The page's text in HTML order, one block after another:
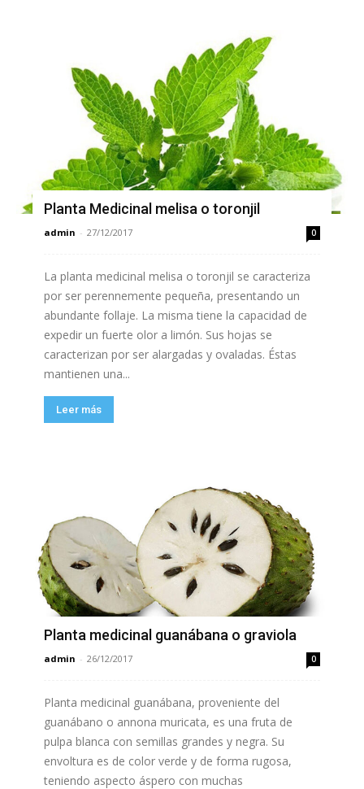
Planta Medicinal melisa o toronjil
admin - 27/12/2017 0
La planta medicinal melisa o toronjil se caracteriza
por ser perennemente pequeña, presentando un
abundante follaje. La misma tiene la capacidad de
expedir un fuerte olor a limón. Sus hojas se
caracterizan por ser alargadas y ovaladas. Éstas
mantienen una...
Leer más
Planta medicinal guanábana o graviola
admin - 26/12/2017 0
Planta medicinal guanábana, proveniente del
guanábano o annona muricata, es una fruta de
pulpa blanca con semillas grandes y negra. Su
envoltura es de color verde y de forma rugosa,
teniendo aspecto áspero con muchas